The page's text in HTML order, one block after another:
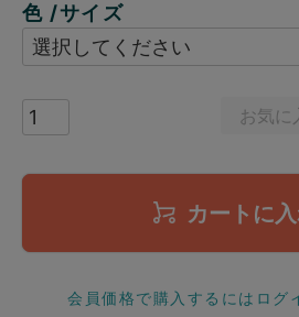
色 サイズ
お気に
カートに
会員価格で購入するにはログ